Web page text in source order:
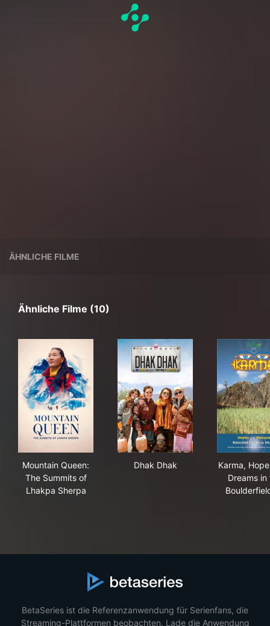
ÄHNLICHE FILME
Ähnliche Filme (10)
Mountain Queen:
The Summits of
Lhakpa Sherpa
Dhak Dhak
Karma,
Dreams in
BetaSeries ist die Referenzanwendung für Serienfans, die
Streaming-Plattformen beobachten. Lade die Anwendung